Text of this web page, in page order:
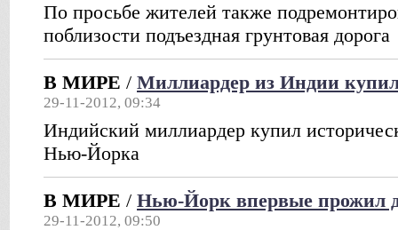
По просьбе жителей также
поблизости подъездная грунтовая дорога
В МИРЕ / Миллиардер из Индии
29-11-2012, 09:34
Индийский миллиардер купил
Нью-Йорка
В МИРЕ / Нью-Йорк впервые прожил
29-11-2012, 09:50